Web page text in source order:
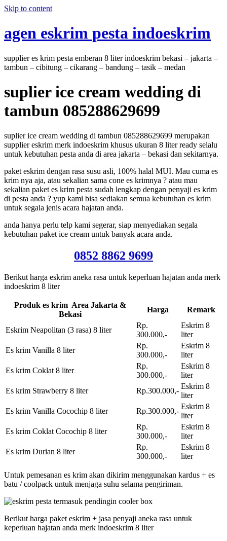
Skip to content
agen eskrim pesta indoeskrim
supplier es krim pesta emberan 8 liter indoeskrim bekasi – jakarta –
tambun – cibitung – cikarang – bandung – tasik – medan
suplier ice cream wedding di
tambun 085288629699
suplier ice cream wedding di tambun 085288629699 merupakan
supplier eskrim merk indoeskrim khusus ukuran 8 liter ready selalu
untuk kebutuhan pesta anda di area jakarta – bekasi dan sekitarnya.
paket eskrim dengan rasa susu asli, 100% halal MUI. Mau cuma es
krim nya aja, atau sekalian sama cone es krimnya ? atau mau
sekalian paket es krim pesta sudah lengkap dengan penyaji es krim
di pesta anda ? yup kami bisa sediakan semua kebutuhan es krim
untuk segala jenis acara hajatan anda.
anda hanya perlu telp kami segerar, siap menyediakan segala
kebutuhan paket ice cream untuk banyak acara anda.
0852 8862 9699
Berikut harga eskrim aneka rasa untuk keperluan hajatan anda merk
indoeskrim 8 liter
Produk es krim Area Jakarta &
Bekasi
Harga Remark
Eskrim Neapolitan (3 rasa) 8 liter
Rp.
300.000,-
Eskrim 8
liter
Es krim Vanilla 8 liter
Rp.
300.000,-
Eskrim 8
liter
Es krim Coklat 8 liter
Rp.
300.000,-
Eskrim 8
liter
Es krim Strawberry 8 liter
Rp.300.000,-
Eskrim 8
liter
Es krim Vanilla Cocochip 8 liter
Rp.300.000,-
Eskrim 8
liter
Es krim Coklat Cocochip 8 liter
Rp.
300.000,-
Eskrim 8
liter
Es krim Durian 8 liter
Rp.
300.000,-
Eskrim 8
liter
Untuk pemesanan es krim akan dikirim menggunakan kardus + es
batu / coolpack untuk menjaga suhu selama pengiriman.
Berikut harga paket eskrim + jasa penyaji aneka rasa untuk
keperluan hajatan anda merk indoeskrim 8 liter